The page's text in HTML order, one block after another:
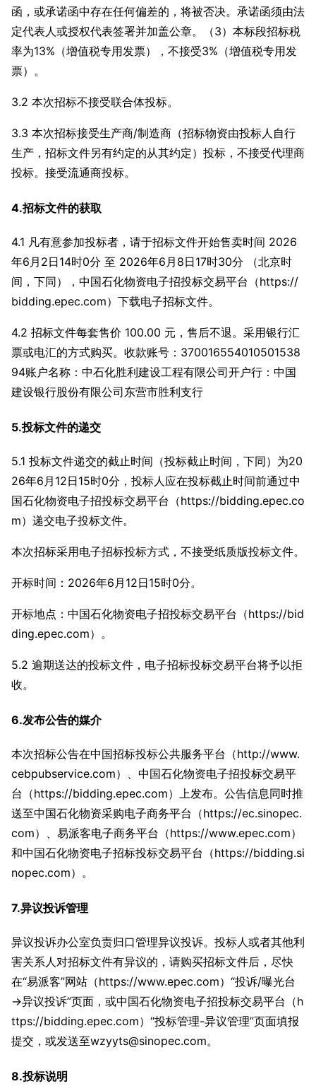
函，或承诺函中存在任何偏差的，将被否决。承诺函须由法
定代表人或授权代表签署并加盖公章。（3）本标段招标税
率为13%（增值税专用发票），不接受3%（增值税专用发
票）。
3.2 本次招标不接受联合体投标。
3.3 本次招标接受生产商/制造商（招标物资由投标人自行
生产，招标文件另有约定的从其约定）投标，不接受代理商
投标。接受流通商投标。
4.招标文件的获取
4.1 凡有意参加投标者，请于招标文件开始售卖时间 2026
年6月2日14时0分 至 2026年6月8日17时30分 （北京时
间，下同），中国石化物资电子招投标交易平台（https://
bidding.epec.com）下载电子招标文件。
4.2 招标文件每套售价 100.00 元，售后不退。采用银行汇
票或电汇的方式购买。收款账号：370016554010501538
94账户名称：中石化胜利建设工程有限公司开户行：中国
建设银行股份有限公司东营市胜利支行
5.投标文件的递交
5.1 投标文件递交的截止时间（投标截止时间，下同）为20
26年6月12日15时0分，投标人应在投标截止时间前通过中
国石化物资电子招投标交易平台（https://bidding.epec.co
m）递交电子投标文件。
本次招标采用电子招标投标方式，不接受纸质版投标文件。
开标时间：2026年6月12日15时0分。
开标地点：中国石化物资电子招投标交易平台（https://bid
ding.epec.com）。
5.2 逾期送达的投标文件，电子招标投标交易平台将予以拒
收。
6.发布公告的媒介
本次招标公告在中国招标投标公共服务平台（http://www.
cebpubservice.com）、中国石化物资电子招投标交易平
台（https://bidding.epec.com）上发布。公告信息同时推
送至中国石化物资采购电子商务平台（https://ec.sinopec.
com）、易派客电子商务平台（https://www.epec.com）
和中国石化物资电子招标投标交易平台（https://bidding.si
nopec.com）。
7.异议投诉管理
异议投诉办公室负责归口管理异议投诉。投标人或者其他利
害关系人对招标文件有异议的，请购买招标文件后，尽快
在“易派客”网站（https://www.epec.com）“投诉/曝光台
→异议投诉”页面，或中国石化物资电子招投标交易平台（h
ttps://bidding.epec.com）“投标管理-异议管理”页面填报
提交，或发送至wzyyts@sinopec.com。
8.投标说明